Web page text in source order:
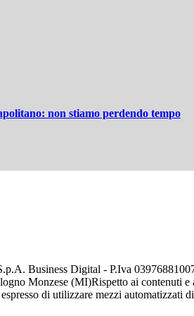
non stiamo perdendo tempo
Business Digital - P.Iva
Monzese (MI)Rispetto ai contenuti e
di utilizzare mezzi automatizzati